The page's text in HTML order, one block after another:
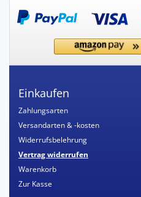
Einkaufen
Zahlungsarten
Versandarten & -kosten
Widerrufsbelehrung
Vertrag widerrufen
Warenkorb
Zur Kasse